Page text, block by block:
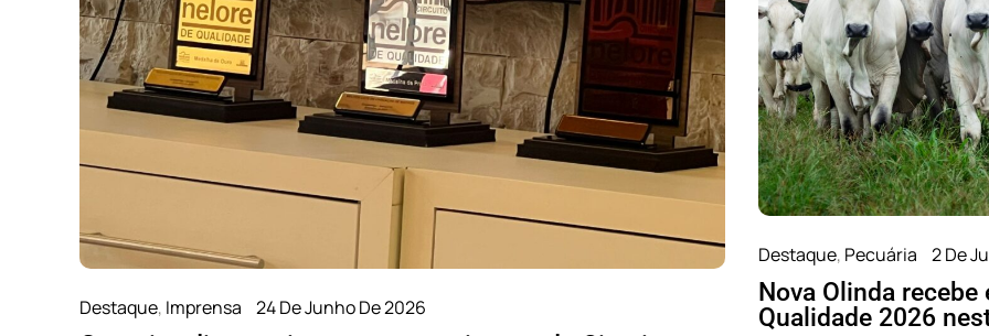
Destaque,Pecuária 2 De Junho De 2026
Qualidade 2026 nesta segunda-feira
Destaque,Imprensa 24 De